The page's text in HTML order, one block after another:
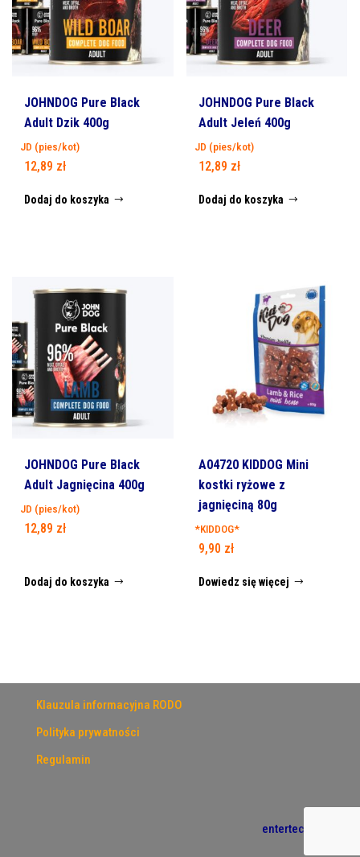
JOHNDOG Pure Black
Adult Dzik 400g
JD (pies/kot)
12,89 zł
Dodaj do koszyka
JOHNDOG Pure Black
Adult Jeleń 400g
JD (pies/kot)
12,89 zł
Dodaj do koszyka
JOHNDOG Pure Black
Adult Jagnięcina 400g
JD (pies/kot)
12,89 zł
Dodaj do koszyka
A04720 KIDDOG Mini
kostki ryżowe z
jagnięciną 80g
*KIDDOG*
9,90 zł
Dowiedz się więcej
Klauzula informacyjna RODO
Polityka prywatności
Regulamin
entertech.pl